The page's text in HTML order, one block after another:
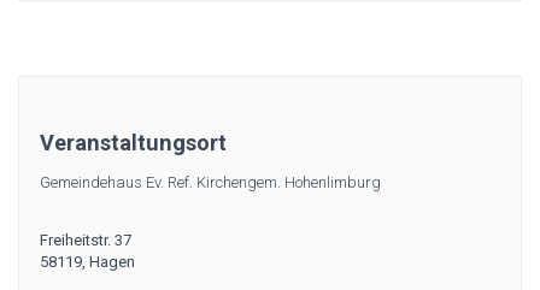
Veranstaltungsort
Gemeindehaus Ev. Ref. Kirchengem. Hohenlimburg
Freiheitstr. 37
58119, Hagen